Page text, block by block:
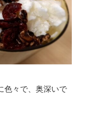
色々で、奥深いで